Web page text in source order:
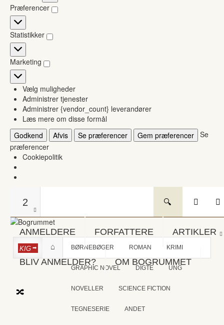
Præferencer
Præferencer
Statistikker
Statistikker
Marketing
Marketing
Vælg muligheder
Administrer tjenester
Administrer {vendor_count} leverandører
Læs mere om disse formål
Godkend
Afvis Se præferencer Gem præferencer Se
præferencer
Cookiepolitik
2
ANMELDERE FORFATTERE ARTIKLER
BLIV ANMELDER? OM BOGRUMMET
KIG BØRNEBØGER ROMAN KRIMI
GRAPHIC NOVEL DIGTE UNG
NOVELLER SCIENCE FICTION
TEGNESERIE ANDET